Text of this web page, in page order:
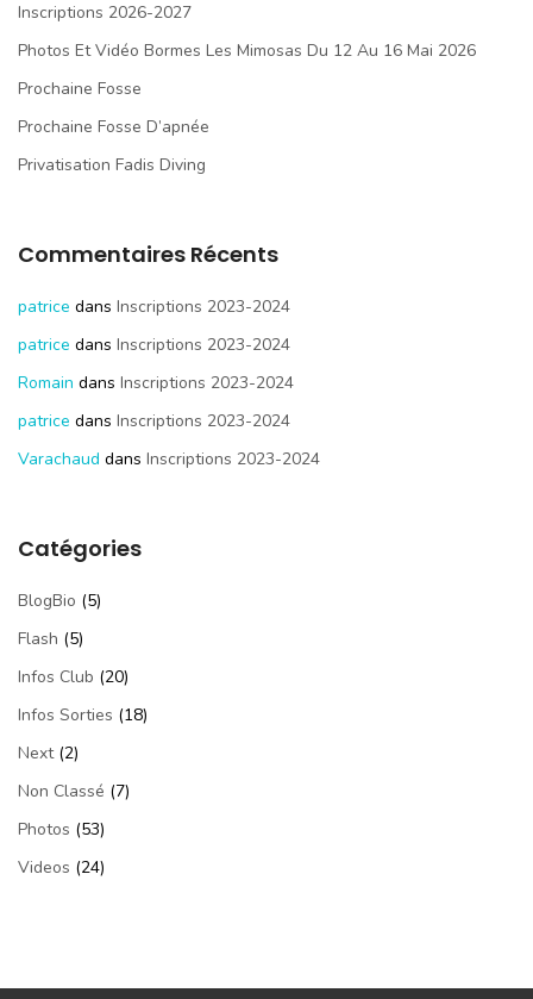
Inscriptions 2026-2027
Photos Et Vidéo Bormes Les Mimosas Du 12 Au 16 Mai 2026
Prochaine Fosse
Prochaine Fosse D’apnée
Privatisation Fadis Diving
Commentaires Récents
patrice dans Inscriptions 2023-2024
patrice dans Inscriptions 2023-2024
Romain dans Inscriptions 2023-2024
patrice dans Inscriptions 2023-2024
Varachaud dans Inscriptions 2023-2024
Catégories
BlogBio (5)
Flash (5)
Infos Club (20)
Infos Sorties (18)
Next(2)
Non Classé (7)
Photos (53)
Videos (24)